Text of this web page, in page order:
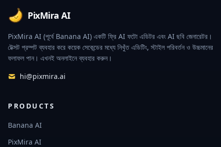
PixMira AI
PixMira AI (পূর্বে Banana AI) একটি ফ্রি AI ফটো এডিটর এবং AI ছবি জেনারেটর।
টেক্সট প্রম্পট ব্যবহার করে কয়েক সেকেন্ডের মধ্যে নিখুঁত এডিটিং, স্টাইল পরিবর্তন ও উচ্চমানের
ফলাফল পান। এখনই অনলাইনে ব্যবহার করুন।
hi@pixmira.ai
PRODUCTS
Banana AI
PixMira AI